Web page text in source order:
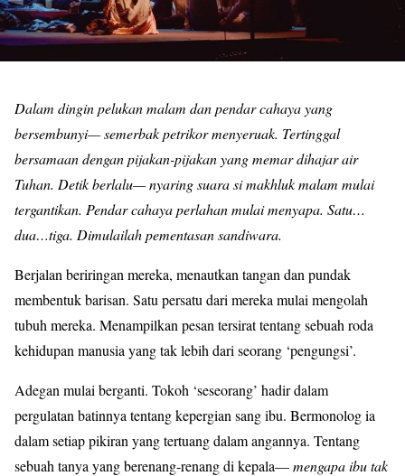
Dalam dingin pelukan malam dan pendar cahaya yang
bersembunyi— semerbak petrikor menyeruak. Tertinggal
bersamaan dengan pijakan-pijakan yang memar dihajar air
Tuhan. Detik berlalu— nyaring suara si makhluk malam mulai
tergantikan. Pendar cahaya perlahan mulai menyapa. Satu…
dua…tiga. Dimulailah pementasan sandiwara.
Berjalan beriringan mereka, menautkan tangan dan pundak
membentuk barisan. Satu persatu dari mereka mulai mengolah
tubuh mereka. Menampilkan pesan tersirat tentang sebuah roda
kehidupan manusia yang tak lebih dari seorang ‘pengungsi’.
Adegan mulai berganti. Tokoh ‘seseorang’ hadir dalam
pergulatan batinnya tentang kepergian sang ibu. Bermonolog ia
dalam setiap pikiran yang tertuang dalam angannya. Tentang
sebuah tanya yang berenang-renang di kepala—mengapa ibu tak